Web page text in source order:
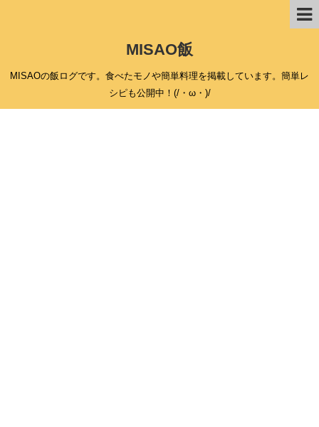
MISAO飯
MISAOの飯ログです。食べたモノや簡単料理を掲載しています。簡単レ
シピも公開中！(/・ω・)/